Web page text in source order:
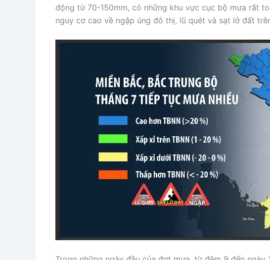
động từ 70-150mm, có những khu vực cục bộ mưa rất
nguy cơ cao về ngập úng đô thị, lũ quét và sạt lở đất